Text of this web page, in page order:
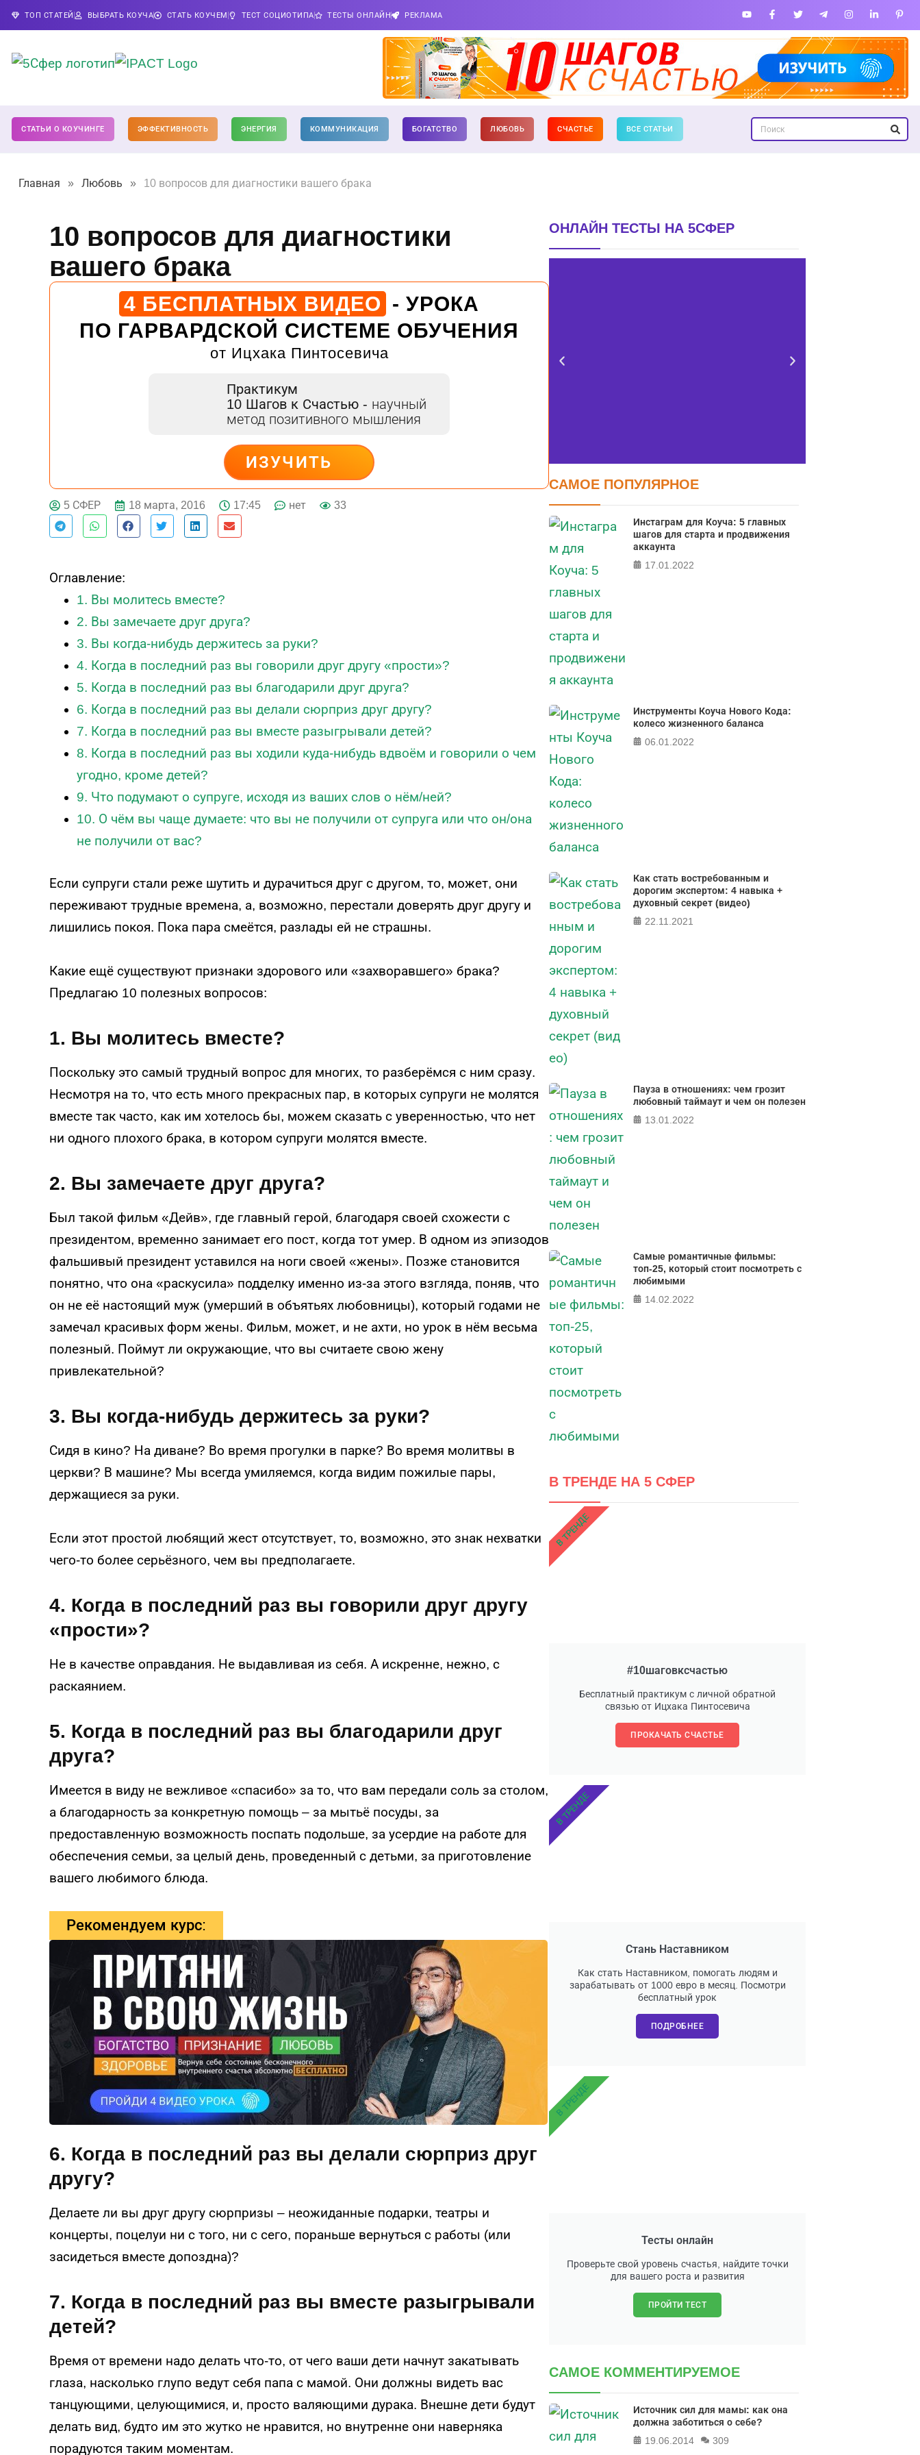
ТОП СТАТЕЙ ВЫБРАТЬ КОУЧА СТАТЬ КОУЧЕМ ТЕСТ СОЦИОТИПА ТЕСТЫ ОНЛАЙН РЕКЛАМА
СТАТЬИ О КОУЧИНГЕ ЭФФЕКТИВНОСТЬ ЭНЕРГИЯ КОММУНИКАЦИЯ БОГАТСТВО ЛЮБОВЬ СЧАСТЬЕ ВСЕ СТАТЬИ
Главная » Любовь » 10 вопросов для диагностики вашего брака
10 вопросов для диагностики
вашего брака
4 БЕСПЛАТНЫХ ВИДЕО - УРОКА
ПО ГАРВАРДСКОЙ СИСТЕМЕ ОБУЧЕНИЯ
от Ицхака Пинтосевича
Практикум
10 Шагов к Счастью - научный
метод позитивного мышления
ИЗУЧИТЬ
ДЕЙСТВУЙ
5 СФЕР 18 марта, 2016 17:45 нет 33
Оглавление:
1. Вы молитесь вместе?
2. Вы замечаете друг друга?
3. Вы когда-нибудь держитесь за руки?
4. Когда в последний раз вы говорили друг другу «прости»?
5. Когда в последний раз вы благодарили друг друга?
6. Когда в последний раз вы делали сюрприз друг другу?
7. Когда в последний раз вы вместе разыгрывали детей?
8. Когда в последний раз вы ходили куда-нибудь вдвоём и говорили о чем
угодно, кроме детей?
9. Что подумают о супруге, исходя из ваших слов о нём/ней?
10. О чём вы чаще думаете: что вы не получили от супруга или что он/она
не получили от вас?
Если супруги стали реже шутить и дурачиться друг с другом, то, может, они
переживают трудные времена, а, возможно, перестали доверять друг другу и
лишились покоя. Пока пара смеётся, разлады ей не страшны.
Какие ещё существуют признаки здорового или «захворавшего» брака?
Предлагаю 10 полезных вопросов:
1. Вы молитесь вместе?
Поскольку это самый трудный вопрос для многих, то разберёмся с ним сразу.
Несмотря на то, что есть много прекрасных пар, в которых супруги не молятся
вместе так часто, как им хотелось бы, можем сказать с уверенностью, что нет
ни одного плохого брака, в котором супруги молятся вместе.
2. Вы замечаете друг друга?
Был такой фильм «Дейв», где главный герой, благодаря своей схожести с
президентом, временно занимает его пост, когда тот умер. В одном из эпизодов
фальшивый президент уставился на ноги своей «жены». Позже становится
понятно, что она «раскусила» подделку именно из-за этого взгляда, поняв, что
он не её настоящий муж (умерший в объятьях любовницы), который годами не
замечал красивых форм жены. Фильм, может, и не ахти, но урок в нём весьма
полезный. Поймут ли окружающие, что вы считаете свою жену
привлекательной?
3. Вы когда-нибудь держитесь за руки?
Сидя в кино? На диване? Во время прогулки в парке? Во время молитвы в
церкви? В машине? Мы всегда умиляемся, когда видим пожилые пары,
держащиеся за руки.
Если этот простой любящий жест отсутствует, то, возможно, это знак нехватки
чего-то более серьёзного, чем вы предполагаете.
4. Когда в последний раз вы говорили друг другу
«прости»?
Не в качестве оправдания. Не выдавливая из себя. А искренне, нежно, с
раскаянием.
5. Когда в последний раз вы благодарили друг
друга?
Имеется в виду не вежливое «спасибо» за то, что вам передали соль за столом,
а благодарность за конкретную помощь – за мытьё посуды, за
предоставленную возможность поспать подольше, за усердие на работе для
обеспечения семьи, за целый день, проведенный с детьми, за приготовление
вашего любимого блюда.
Рекомендуем курс:
6. Когда в последний раз вы делали сюрприз друг
другу?
Делаете ли вы друг другу сюрпризы – неожиданные подарки, театры и
концерты, поцелуи ни с того, ни с сего, пораньше вернуться с работы (или
засидеться вместе допоздна)?
7. Когда в последний раз вы вместе разыгрывали
детей?
Время от времени надо делать что-то, от чего ваши дети начнут закатывать
глаза, насколько глупо ведут себя папа с мамой. Они должны видеть вас
танцующими, целующимися, и, просто валяющими дурака. Внешне дети будут
делать вид, будто им это жутко не нравится, но внутренне они наверняка
порадуются таким моментам.
ОНЛАЙН ТЕСТЫ НА 5СФЕР
Тест FERMI
FERMI - современная методика
оценки уровня счастья в 5 главных
сферах
САМОЕ ПОПУЛЯРНОЕ
Инстаграм для Коуча: 5 главных
шагов для старта и продвижения
аккаунта
17.01.2022
Инструменты Коуча Нового Кода:
колесо жизненного баланса
06.01.2022
Как стать востребованным и
дорогим экспертом: 4 навыка +
духовный секрет (видео)
22.11.2021
Пауза в отношениях: чем грозит
любовный таймаут и чем он полезен
13.01.2022
Самые романтичные фильмы:
топ-25, который стоит посмотреть с
любимыми
14.02.2022
В ТРЕНДЕ НА 5 СФЕР
#10шаговксчастью
Бесплатный практикум с личной обратной
связью от Ицхака Пинтосевича
ПРОКАЧАТЬ СЧАСТЬЕ
В ТРЕНДЕ
Стань Наставником
Как стать Наставником, помогать людям и
зарабатывать от 1000 евро в месяц. Посмотри
бесплатный урок
ПОДРОБНЕЕ
В ТРЕНДЕ
Тесты онлайн
Проверьте свой уровень счастья, найдите точки
для вашего роста и развития
ПРОЙТИ ТЕСТ
В ТРЕНДЕ
САМОЕ КОММЕНТИРУЕМОЕ
Источник сил для мамы: как она
должна заботиться о себе?
19.06.2014
309